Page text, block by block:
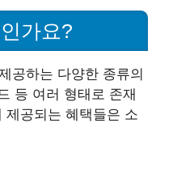
가요?
공하는 다양한 종류의
등 여러 형태로 존재
제공되는 혜택들은 소